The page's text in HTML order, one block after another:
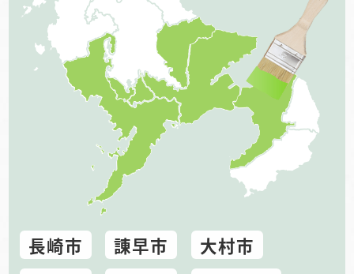
長崎市 諌早市
大村市